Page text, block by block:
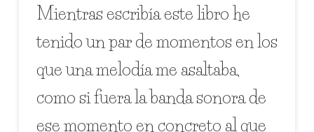
Mientras escribía este libro he
tenido un par de momentos en los
que una melodía me asaltaba,
como si fuera la banda sonora de
ese momento en concreto al que